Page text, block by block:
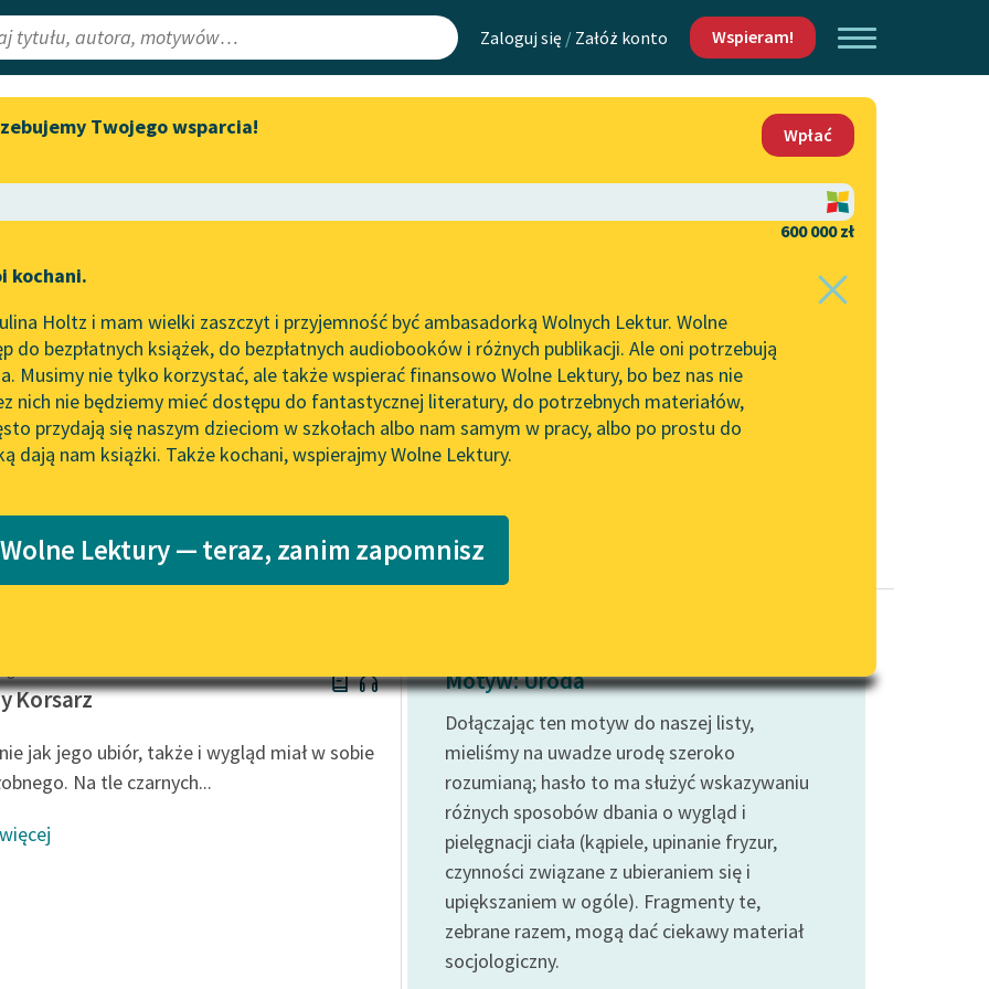
Zaloguj się / Załóż konto Wspieram!
Lektury
redakcyjne
Aktualności
„Prokurator Alicja Horn” do
literatury skandynawskiej
Spotkanie z Katarzyną Tunkiel
w Oslo
102. lata temu zmarł Joseph
Conrad
Lektury szkolne i klasyka
literatury do słuchania dla
E-kolekcja lektur szkolnych i
literatury do słuchania dla
niepełnosprawnościami
Feministyczne inspiracje.
Popularyzacja skandynawskiej
Mapa Wolnych Lektur
Leśmianator
API
OAI-PMH
Widget Wolnych Lektur
Katalog
Katalog w formacie PDF
Kontakt
O projekcie
Zasady wykorzystania
Wolnych Lektur
Logotypy
Materiały promocyjne
wrażliwych
Deklaracja dostępności
Twojego wsparcia!
Wpłać
600 000 zł
kochani.
Holtz i mam wielki zaszczyt i przyjemność być ambasadorką Wolnych Lektur. Wolne
do bezpłatnych książek, do bezpłatnych audiobooków i różnych publikacji. Ale oni potrzebują
Musimy nie tylko korzystać, ale także wspierać finansowo Wolne Lektury, bo bez nas nie
nich nie będziemy mieć dostępu do fantastycznej literatury, do potrzebnych materiałów,
przydają się naszym dzieciom w szkołach albo nam samym w pracy, albo po prostu do
dają nam książki. Także kochani, wspierajmy Wolne Lektury.
Lektury — teraz, zanim zapomnisz
powieść przygodowa✖
Korsarz
jak jego ubiór, także i wygląd miał w sobie
Na tle czarnych...
Motyw: Uroda
Dołączając ten motyw do naszej listy,
mieliśmy na uwadze urodę szeroko
rozumianą; hasło to ma służyć wskazywaniu
różnych sposobów dbania o wygląd i
pielęgnacji ciała (kąpiele, upinanie fryzur,
czynności związane z ubieraniem się i
upiększaniem w ogóle). Fragmenty te,
zebrane razem, mogą dać ciekawy materiał
socjologiczny.